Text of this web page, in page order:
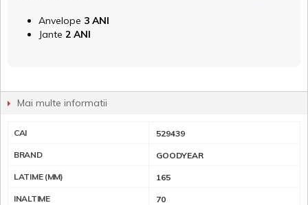
Anvelope 3 ANI
Jante 2 ANI
Mai multe informatii
CAI 529439
BRAND GOODYEAR
LATIME (MM) 165
INALTIME 70